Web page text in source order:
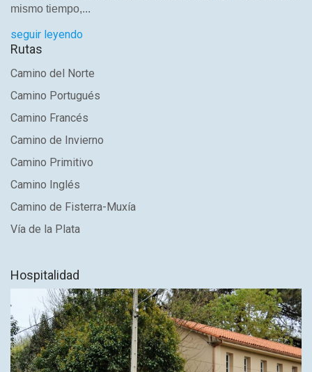
mismo tiempo,...
seguir leyendo
Rutas
Camino del Norte
Camino Portugués
Camino Francés
Camino de Invierno
Camino Primitivo
Camino Inglés
Camino de Fisterra-Muxía
Vía de la Plata
Hospitalidad